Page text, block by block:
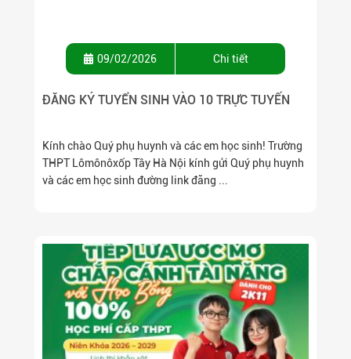
09/02/2026 Chi tiết
ĐĂNG KÝ TUYỂN SINH VÀO 10 TRỰC TUYẾN
Kính chào Quý phụ huynh và các em học sinh! Trường
THPT Lômônôxốp Tây Hà Nội kính gửi Quý phụ huynh
và các em học sinh đường link đăng ...